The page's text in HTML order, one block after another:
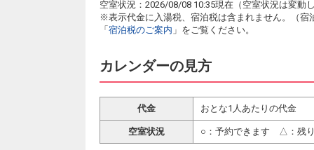
空室状況：2026/08/08 10:35現在（空室状況は変動
※表示代金に入湯税、宿泊税は含まれません。（
「 宿泊税のご案内 」をご覧ください。
カレンダーの見方
代金 おとな1人あたりの代金
空室状況 ○：予約できます △：残